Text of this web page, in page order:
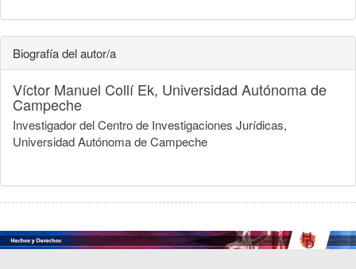
Biografía del autor/a
Víctor Manuel Collí Ek, Universidad Autónoma de
Campeche
Investigador del Centro de Investigaciones Jurídicas,
Universidad Autónoma de Campeche